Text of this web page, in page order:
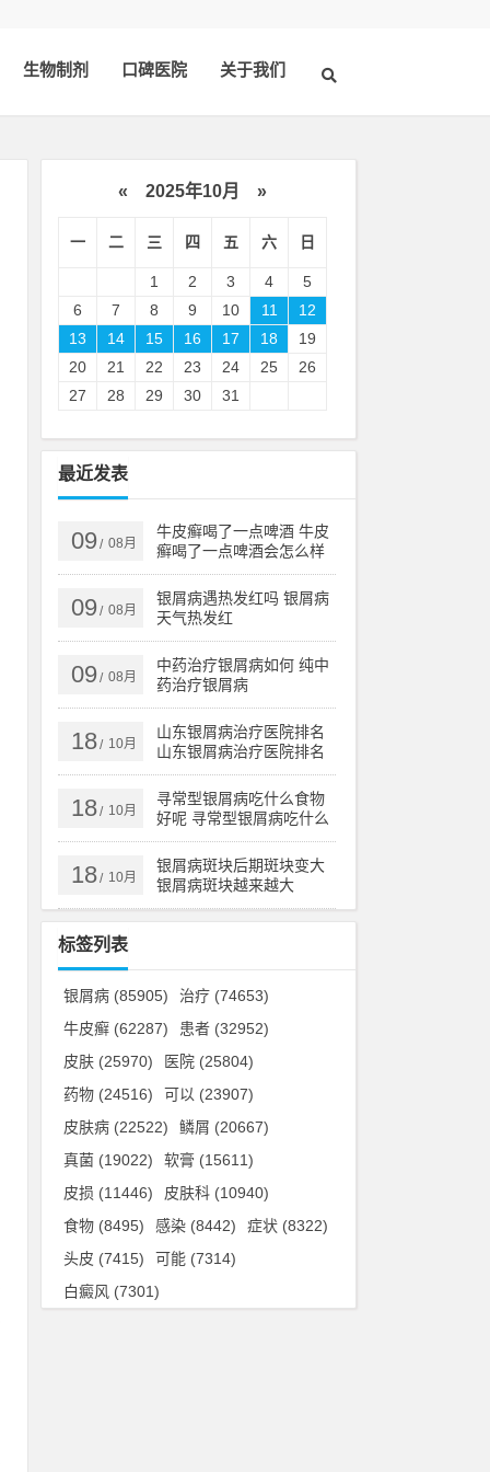
生物制剂 口碑医院 关于我们
« 2025年10月 »
一 二 三 四 五 六 日
1 2 3 4
5
6
7 8 9 10 11
12
13
14 15 16 17 18
19
20
21 22 23 24 25
26
27
28 29 30 31
最近发表
09/ 08月
牛皮癣喝了一点啤酒 牛皮
癣喝了一点啤酒会怎么样
09/ 08月
银屑病遇热发红吗 银屑病
天气热发红
09/ 08月
中药治疗银屑病如何 纯中
药治疗银屑病
18/ 10月
山东银屑病治疗医院排名
山东银屑病治疗医院排名
榜
18/ 10月
寻常型银屑病吃什么食物
好呢 寻常型银屑病吃什么
药效果好
18/ 10月
银屑病斑块后期斑块变大
银屑病斑块越来越大
标签列表
银屑病 (85905) 治疗 (74653)
牛皮癣 (62287) 患者 (32952)
皮肤 (25970) 医院 (25804)
药物 (24516) 可以 (23907)
皮肤病 (22522) 鳞屑 (20667)
真菌 (19022) 软膏 (15611)
皮损 (11446) 皮肤科 (10940)
食物 (8495) 感染 (8442) 症状 (8322)
头皮 (7415) 可能 (7314)
白癜风 (7301)